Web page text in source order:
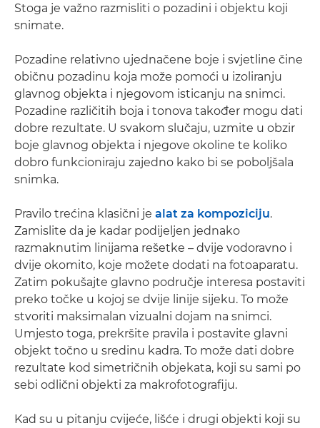
Stoga je važno razmisliti o pozadini i objektu koji
snimate.
Pozadine relativno ujednačene boje i svjetline čine
običnu pozadinu koja može pomoći u izoliranju
glavnog objekta i njegovom isticanju na snimci.
Pozadine različitih boja i tonova također mogu dati
dobre rezultate. U svakom slučaju, uzmite u obzir
boje glavnog objekta i njegove okoline te koliko
dobro funkcioniraju zajedno kako bi se poboljšala
snimka.
Pravilo trećina klasični je alat za kompoziciju.
Zamislite da je kadar podijeljen jednako
razmaknutim linijama rešetke – dvije vodoravno i
dvije okomito, koje možete dodati na fotoaparatu.
Zatim pokušajte glavno područje interesa postaviti
preko točke u kojoj se dvije linije sijeku. To može
stvoriti maksimalan vizualni dojam na snimci.
Umjesto toga, prekršite pravila i postavite glavni
objekt točno u sredinu kadra. To može dati dobre
rezultate kod simetričnih objekata, koji su sami po
sebi odlični objekti za makrofotografiju.
Kad su u pitanju cvijeće, lišće i drugi objekti koji su